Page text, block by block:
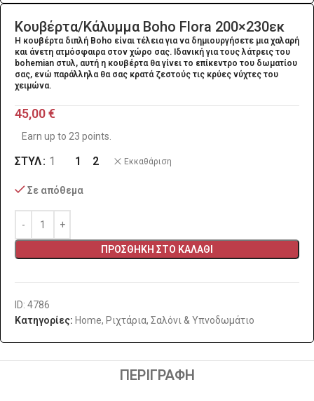
Κουβέρτα/Κάλυμμα Βoho Flora 200×230εκ
Η κουβέρτα διπλή Boho είναι τέλεια για να δημιουργήσετε μια χαλαρή
και άνετη ατμόσφαιρα στον χώρο σας. Ιδανική για τους λάτρεις του
bohemian στυλ, αυτή η κουβέρτα θα γίνει το επίκεντρο του δωματίου
σας, ενώ παράλληλα θα σας κρατά ζεστούς τις κρύες νύχτες του
χειμώνα.
45,00€
Earn up to 23 points.
ΣΤΥΛ 1 1 2 Εκκαθάριση
Σε απόθεμα
ΠΡΟΣΘΉΚΗ ΣΤΟ ΚΑΛΆΘΙ
ID: 4786
Κατηγορίες: Home, Ριχτάρια, Σαλόνι & Υπνοδωμάτιο
ΠΕΡΙΓΡΑΦΉ